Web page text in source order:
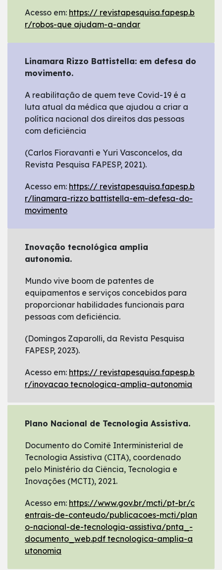
Acesso em: https:// revistapesquisa.fapesp.b
r/robos-que ajudam-a-andar
Linamara Rizzo Battistella: em defesa do
movimento.
A reabilitação de quem teve Covid-19 é a
luta atual da médica que ajudou a criar a
política nacional dos direitos das pessoas
com deficiência
(Carlos Fioravanti e Yuri Vasconcelos, da
Revista Pesquisa FAPESP, 2021).
Acesso em: https:// revistapesquisa.fapesp.b
r/linamara-rizzo battistella-em-defesa-do-
movimento
Inovação tecnológica amplia
autonomia.
Mundo vive boom de patentes de
equipamentos e serviços concebidos para
proporcionar habilidades funcionais para
pessoas com deficiência.
(Domingos Zaparolli, da Revista Pesquisa
FAPESP, 2023).
Acesso em: https:// revistapesquisa.fapesp.b
r/inovacao tecnologica-amplia-autonomia
Plano Nacional de Tecnologia Assistiva.
Documento do Comitê Interministerial de
Tecnologia Assistiva (CITA), coordenado
pelo Ministério da Ciência, Tecnologia e
Inovações (MCTI), 2021.
Acesso em: https://www.gov.br/mcti/pt-br/c
entrais-de-conteudo/publicacoes-mcti/plan
o-nacional-de-tecnologia-assistiva/pnta_-
documento_web.pdf tecnologica-amplia-a
utonomia